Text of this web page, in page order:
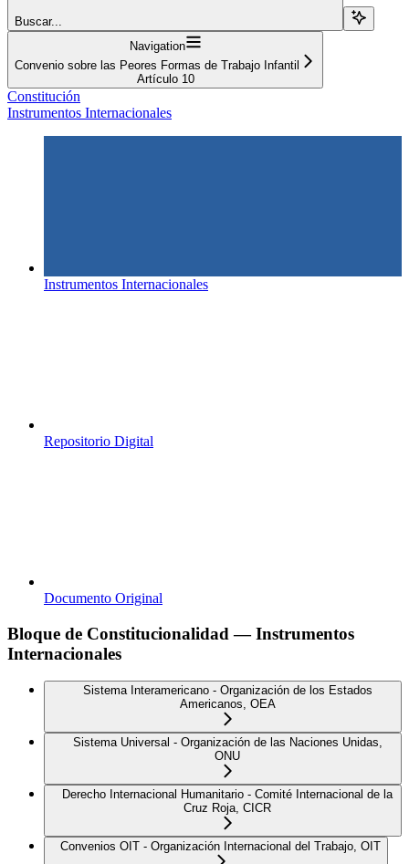
Buscar...
Navigation
Convenio sobre las Peores Formas de Trabajo Infantil
Artículo 10
Constitución
Instrumentos Internacionales
Instrumentos Internacionales
Repositorio Digital
Documento Original
Bloque de Constitucionalidad — Instrumentos
Internacionales
Sistema Interamericano - Organización de los Estados
Americanos, OEA
Sistema Universal - Organización de las Naciones Unidas,
ONU
Derecho Internacional Humanitario - Comité Internacional de la
Cruz Roja, CICR
Convenios OIT - Organización Internacional del Trabajo, OIT